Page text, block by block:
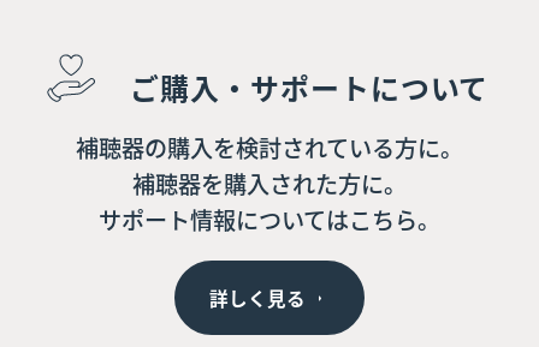
ご購入・サポートについて
補聴器の購入を検討されている方に。
補聴器を購入された方に。
サポート情報についてはこちら。
詳しく見る